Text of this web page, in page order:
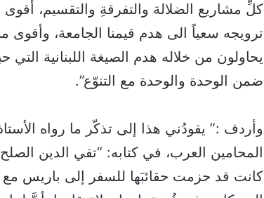
كلِّ مشاريع الضلالة والتفرقةِ والتقسيم،
ترويجه سعياً الى هدم قيمنا الجامعة،
يحاولون من خلاله هدم الصيغة اللبنانية التي
ضمن الوحدة والوحدة مع التنوّع”.
وأردف :” يقودُني هذا إلى تذكّر ما رواه
المحامين العرب، في كتابه: “تقي الدين
كانت قد حزمت حقائبَها للسفر إلى باريس مع